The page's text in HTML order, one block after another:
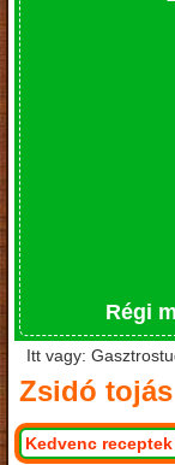
Régi
Itt vagy:
Zsidó tojás
Kedvenc